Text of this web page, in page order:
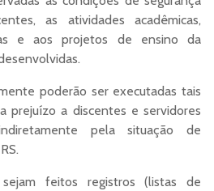
as atividades acadêmicas,
e aos projetos de ensino da
poderão ser executadas tais
prejuízo a discentes e servidores
pela situação de
feitos registros (listas de